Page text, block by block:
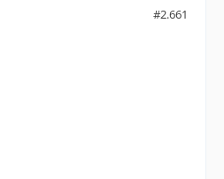
#2.661